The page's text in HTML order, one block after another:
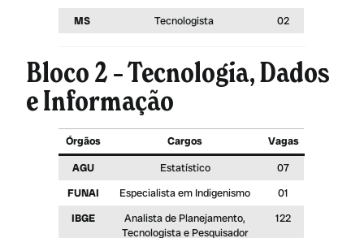
MS Tecnologista 02
Bloco 2 – Tecnologia, Dados
e Informação
Órgãos Cargos
Vagas
AGU
Estatístico
07
FUNAI
Especialista em Indigenismo
01
IBGE
Analista de Planejamento,
Tecnologista e Pesquisador
122